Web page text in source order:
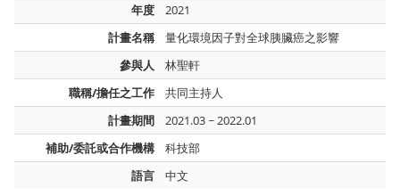
年度
2021
計畫名稱
量化環境因子對全球胰臟癌之影響
參與人
林聖軒
職稱/擔任之工作
共同主持人
計畫期間
2021.03 ~ 2022.01
補助/委託或合作機構
科技部
語言
中文